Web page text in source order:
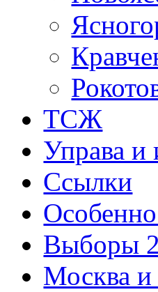
ТСЖ
Управа и
Ссылки
Выборы
Москва и